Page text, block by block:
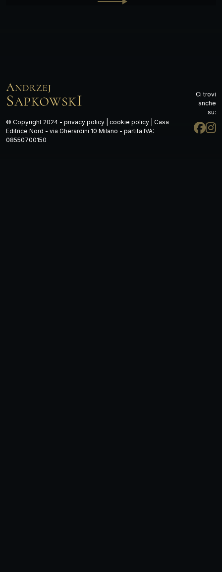
© Copyright 2024 - privacy policy cookie policy | Casa
Editrice Nord - via Gherardini 10 Milano - partita IVA:
08550700150
Ci trovi
anche
su: